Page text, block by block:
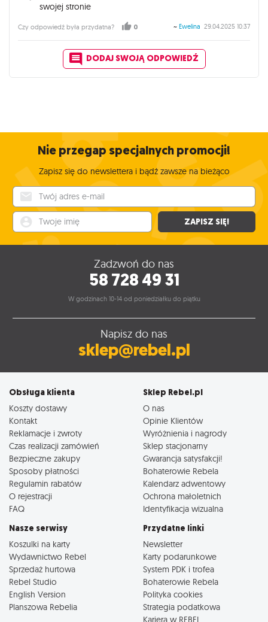
swojej stronie
Czy odpowiedź była przydatna? 0 ~ Ewelina 29.04.2025 10:37
DODAJ SWOJĄ ODPOWIEDŹ
Nie przegap specjalnych promocji!
Zapisz się do newslettera i bądź zawsze na bieżąco
ZAPISZ SIĘ!
Zadzwoń do nas
58 728 49 31
W godzinach 10-14 od poniedziałku do piątku
Napisz do nas
sklep@rebel.pl
Obsługa klienta
Koszty dostawy
Kontakt
Reklamacje i zwroty
Czas realizacji zamówień
Bezpieczne zakupy
Sposoby płatności
Regulamin rabatów
O rejestracji
FAQ
Sklep Rebel.pl
O nas
Opinie Klientów
Wyróżnienia i nagrody
Sklep stacjonarny
Gwarancja satysfakcji!
Bohaterowie Rebela
Kalendarz adwentowy
Ochrona małoletnich
Identyfikacja wizualna
Nasze serwisy
Koszulki na karty
Wydawnictwo Rebel
Sprzedaż hurtowa
Rebel Studio
English Version
Planszowa Rebelia
Przydatne linki
Newsletter
Karty podarunkowe
System PDK i trofea
Bohaterowie Rebela
Polityka cookies
Strategia podatkowa
Kariera w REBEL